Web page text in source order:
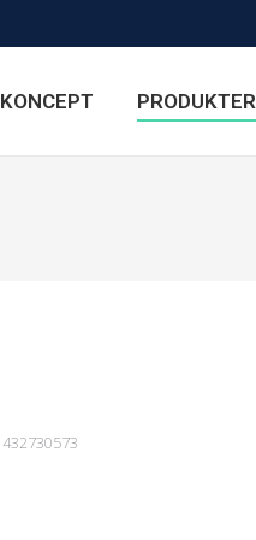
KONCEPT PRODUKTER
432730573